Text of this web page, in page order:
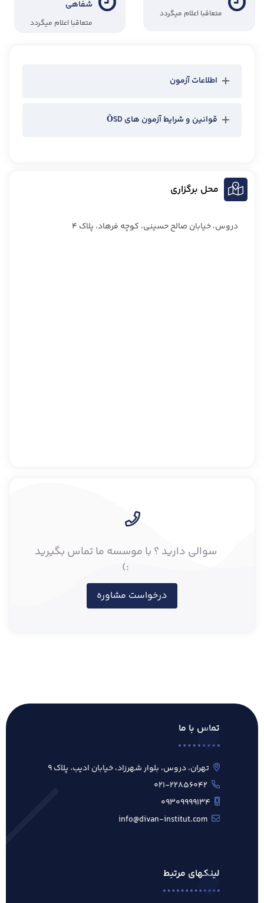
متعاقبا اعلام میگردد
شفاهی
متعاقبا اعلام میگردد
اطلاعات آزمون
قوانین و شرایط آزمون های ÖSD
محل برگزاری
دروس، خیابان صالح حسینی، کوچه فرهاد، پلاک ۴
سوالی دارید ؟ با موسسه ما تماس بگیرید
:)
درخواست مشاوره
تماس با ما
تهران، دروس، بلوار شهرزاد، خیابان ادیب، پلاک ۹
لینکهای مرتبط